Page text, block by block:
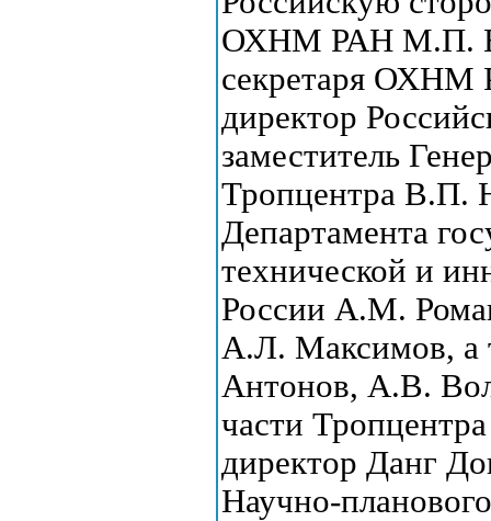
ОХНМ РАН М.П.
секретаря ОХНМ
директор
заместитель
Тропцентра В.П.
Департамента
технической и
России А.М.
А.Л. Максимов, а
Антонов, А.В.
части
директор Данг
Научно-